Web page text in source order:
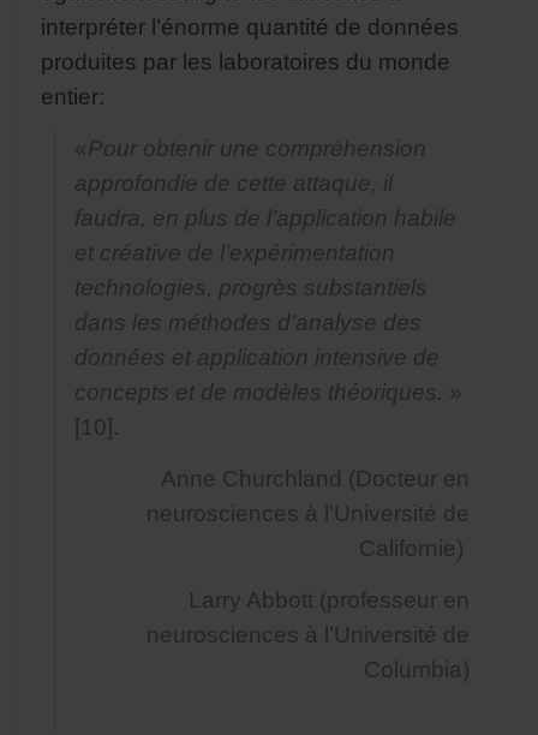
interpréter l’énorme quantité de données
produites par les laboratoires du monde
entier:
«Pour obtenir une compréhension
approfondie de cette attaque, il
faudra, en plus de l’application habile
et créative de l’expérimentation
technologies, progrès substantiels
dans les méthodes d’analyse des
données et application intensive de
concepts et de modèles théoriques. »
[10].
Anne Churchland (Docteur en
neurosciences à l’Université de
Californie)
Larry Abbott (professeur en
neurosciences à l’Université de
Columbia)